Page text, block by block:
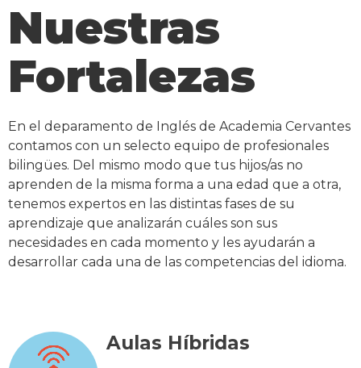
Nuestras
Fortalezas
En el deparamento de Inglés de Academia Cervantes
contamos con un selecto equipo de profesionales
bilingües. Del mismo modo que tus hijos/as no
aprenden de la misma forma a una edad que a otra,
tenemos expertos en las distintas fases de su
aprendizaje que analizarán cuáles son sus
necesidades en cada momento y les ayudarán a
desarrollar cada una de las competencias del idioma.
Aulas Híbridas